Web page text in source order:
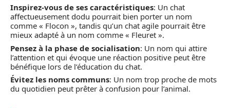
Inspirez-vous de ses caractéristiques: Un chat
affectueusement dodu pourrait bien porter un nom
comme « Flocon », tandis qu’un chat agile pourrait être
mieux adapté à un nom comme « Fleuret ».
Pensez à la phase de socialisation: Un nom qui attire
l’attention et qui évoque une réaction positive peut être
bénéfique lors de l’éducation du chat.
Évitez les noms communs: Un nom trop proche de mots
du quotidien peut prêter à confusion pour l’animal.